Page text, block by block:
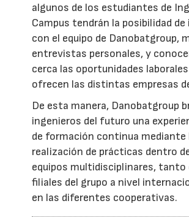
algunos de los estudiantes de
Campus tendrán la posibilidad
con el equipo de Danobatgroup,
entrevistas personales, y
cerca las oportunidades
ofrecen las distintas empresas
De esta manera, Danobatgroup
ingenieros del futuro una
de formación continua mediante
realización de prácticas dentro
equipos multidisciplinares, tanto
filiales del grupo a nivel
en las diferentes cooperativas.